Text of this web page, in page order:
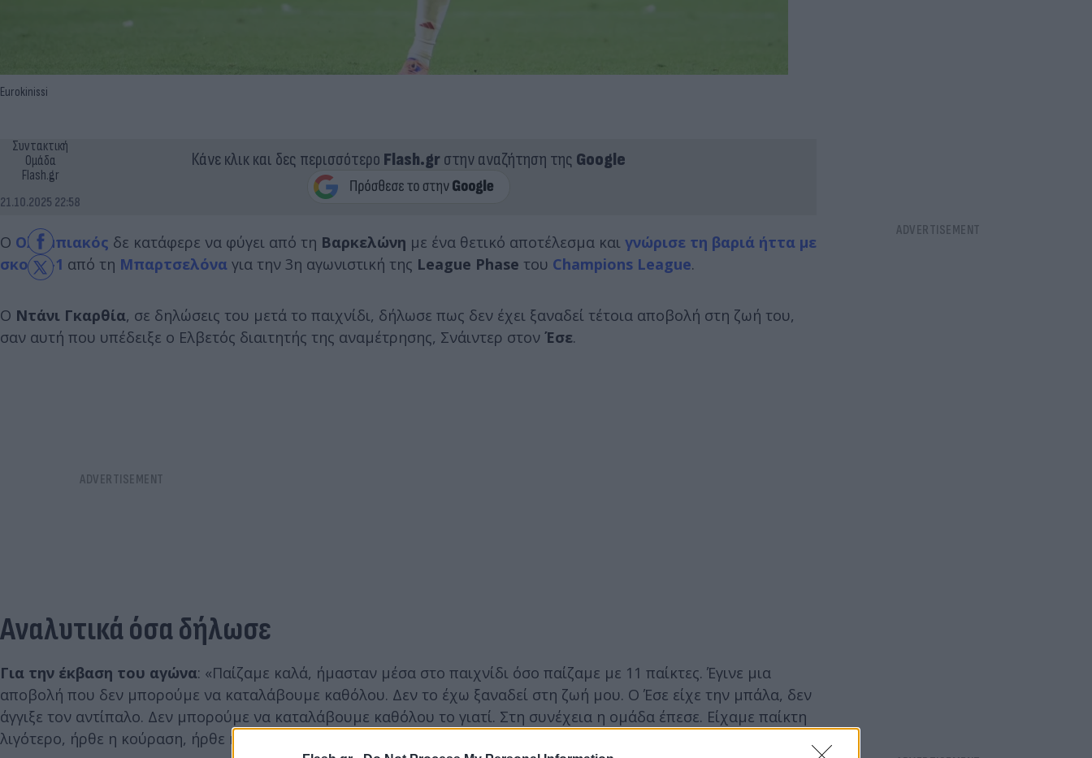
Eurokinissi
Συντακτική
Ομάδα
Flash.gr
21.10.2025 22:58
Κάνε κλικ και δες περισσότερο Flash.grστην αναζήτηση της Google
Ο Ολυμπιακός δε κατάφερε να φύγει από τη Βαρκελώνη με ένα θετικό αποτέλεσμα και γνώρισε τη βαριά ήττα με
σκορ 6-1 από τη Μπαρτσελόνα για την 3η αγωνιστική της League Phase του Champions League.
Ο Ντάνι Γκαρθία, σε δηλώσεις του μετά το παιχνίδι, δήλωσε πως δεν έχει ξαναδεί τέτοια αποβολή στη ζωή του,
σαν αυτή που υπέδειξε ο Ελβετός διαιτητής της αναμέτρησης, Σνάιντερ στον Έσε.
Αναλυτικά όσα δήλωσε
Για την έκβαση του αγώνα: «Παίζαμε καλά, ήμασταν μέσα στο παιχνίδι όσο παίζαμε με 11 παίκτες. Έγινε μια
αποβολή που δεν μπορούμε να καταλάβουμε καθόλου. Δεν το έχω ξαναδεί στη ζωή μου. Ο Έσε είχε την μπάλα, δεν
άγγιξε τον αντίπαλο. Δεν μπορούμε να καταλάβουμε καθόλου το γιατί. Στη συνέχεια η ομάδα έπεσε. Είχαμε παίκτη
λιγότερο, ήρθε η κούραση, ήρθε η ποιότητα του αντιπάλου και τα πράγματα χάθηκαν τελείως».